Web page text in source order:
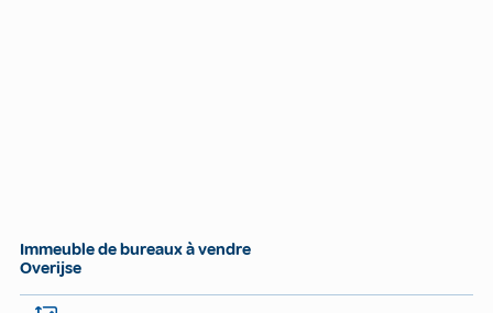
Immeuble de bureaux à vendre
Overijse